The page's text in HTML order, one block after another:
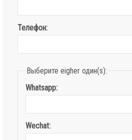
Телефон:
Выберите eigher один(s):
Whatsapp:
Wechat: